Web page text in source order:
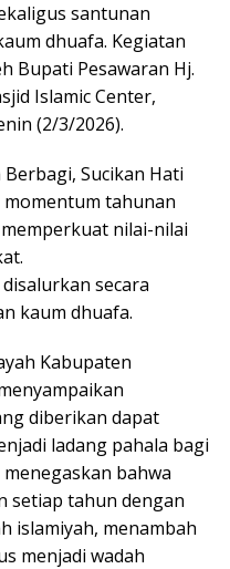
santunan
dhuafa. Kegiatan
Bupati Pesawaran Hj.
Islamic Center,
(2/3/2026).
Sucikan Hati
momentum tahunan
nilai-nilai
secara
kaum dhuafa.
Kabupaten
diberikan dapat
ladang pahala bagi
bahwa
setiap tahun dengan
islamiyah, menambah
menjadi wadah